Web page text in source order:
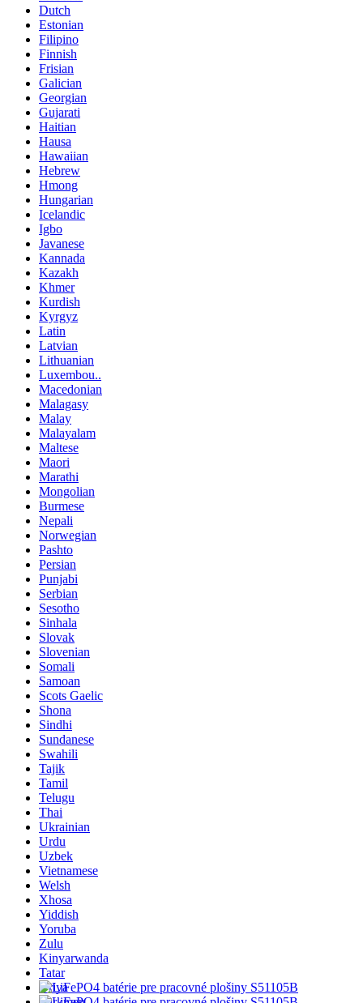
Dutch
Estonian
Filipino
Finnish
Frisian
Galician
Georgian
Gujarati
Haitian
Hausa
Hawaiian
Hebrew
Hmong
Hungarian
Icelandic
Igbo
Javanese
Kannada
Kazakh
Khmer
Kurdish
Kyrgyz
Latin
Latvian
Lithuanian
Luxembou..
Macedonian
Malagasy
Malay
Malayalam
Maltese
Maori
Marathi
Mongolian
Burmese
Nepali
Norwegian
Pashto
Persian
Punjabi
Serbian
Sesotho
Sinhala
Slovak
Slovenian
Somali
Samoan
Scots Gaelic
Shona
Sindhi
Sundanese
Swahili
Tajik
Tamil
Telugu
Thai
Ukrainian
Urdu
Uzbek
Vietnamese
Welsh
Xhosa
Yiddish
Yoruba
Zulu
Kinyarwanda
Tatar
Oriya